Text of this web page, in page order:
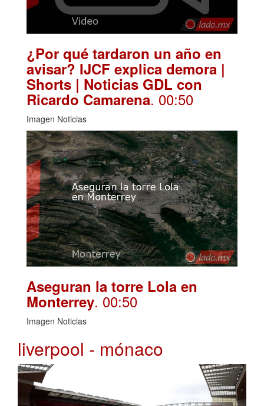
¿Por qué tardaron un año en
avisar? IJCF explica demora |
Shorts | Noticias GDL con
Ricardo Camarena. 00:50
Imagen Noticias
Aseguran la torre Lola en
Monterrey. 00:50
Imagen Noticias
liverpool - mónaco